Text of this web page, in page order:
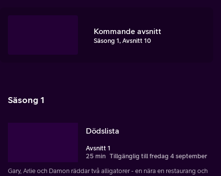
Kommande avsnitt
Säsong 1, Avsnitt 10
Säsong 1
Dödslista
Avsnitt 1
25 min Tillgänglig till fredag 4 september
Gary, Arlie och Damon räddar två alligatorer - en nära en restaurang och